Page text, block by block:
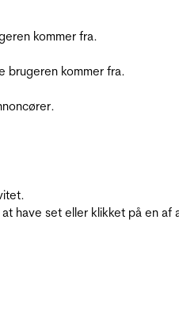
kommer fra.
brugeren kommer fra.
have set eller klikket på en